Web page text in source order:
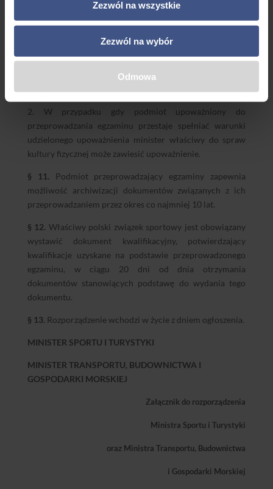
Zezwól na wszystkie
Zezwól na wybór
Odmowa
uprawnionych do egzaminowania.
przeprowadzania egzaminu przestaje spełniać warunki
udzielonego upoważnienia, jest obowiązany do
niezwłocznego powiadomienia ministra właściwego do
2. W przypadku gdy podmiot upoważniony do
przeprowadzania egzaminu przestaje spełniać warunki
udzielonego upoważnienia minister właściwy do spraw
kultury fizycznej może zawiesić upoważnienie.
§ 11. Podmiot przeprowadzający egzaminy zapewnia
możliwość archiwizacji dokumentów związanych z ich
przeprowadzaniem przez okres co najmniej 10 lat.
§ 12. Właściwy polski związek sportowy jest obowiązany
wystawić dokument kwalifikacyjny, potwierdzający
kwalifikacje uzyskane na podstawie przeprowadzonego
egzaminu, w ciągu 20 dni od dnia otrzymania
dokumentów stanowiących podstawę do wydania tego
dokumentu.
§ 13. Rozporządzenie wchodzi w życie z dniem ogłoszenia.
MINISTER SPORTU I TURYSTYKI
MINISTER TRANSPORTU, BUDOWNICTWA I
GOSPODARKI MORSKIEJ
Załącznik do rozporządzenia
Ministra Sportu i Turystyki
oraz Ministra Transportu, Budownictwa
i Gospodarki Morskiej